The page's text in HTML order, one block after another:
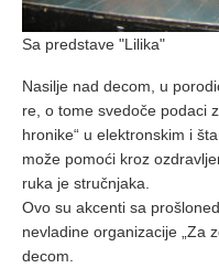
Sa pred­sta­ve "Li­li­ka"
Na­si­lje nad de­com, u
re, o to­me sve­do­če po­da­ci
hro­ni­ke“ u elek­tron­skim i
mo­že po­mo­ći kroz
ru­ka je struč­nja­ka.
Ovo su ak­cen­ti sa
ne­vla­di­ne or­ga­ni­za­ci­je „Za
de­com.